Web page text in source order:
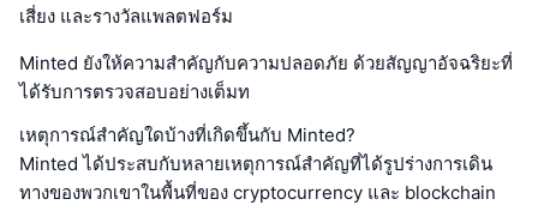
เสี่ยง และรางวัลแพลตฟอร์ม
Minted ยังให้ความสำคัญกับความปลอดภัย ด้วยสัญญาอัจฉริยะที่
ได้รับการตรวจสอบอย่างเต็มท
เหตุการณ์สำคัญใดบ้างที่เกิดขึ้นกับ Minted?
Minted ได้ประสบกับหลายเหตุการณ์สำคัญที่ได้รูปร่างการเดิน
ทางของพวกเขาในพื้นที่ของ cryptocurrency และ blockchain